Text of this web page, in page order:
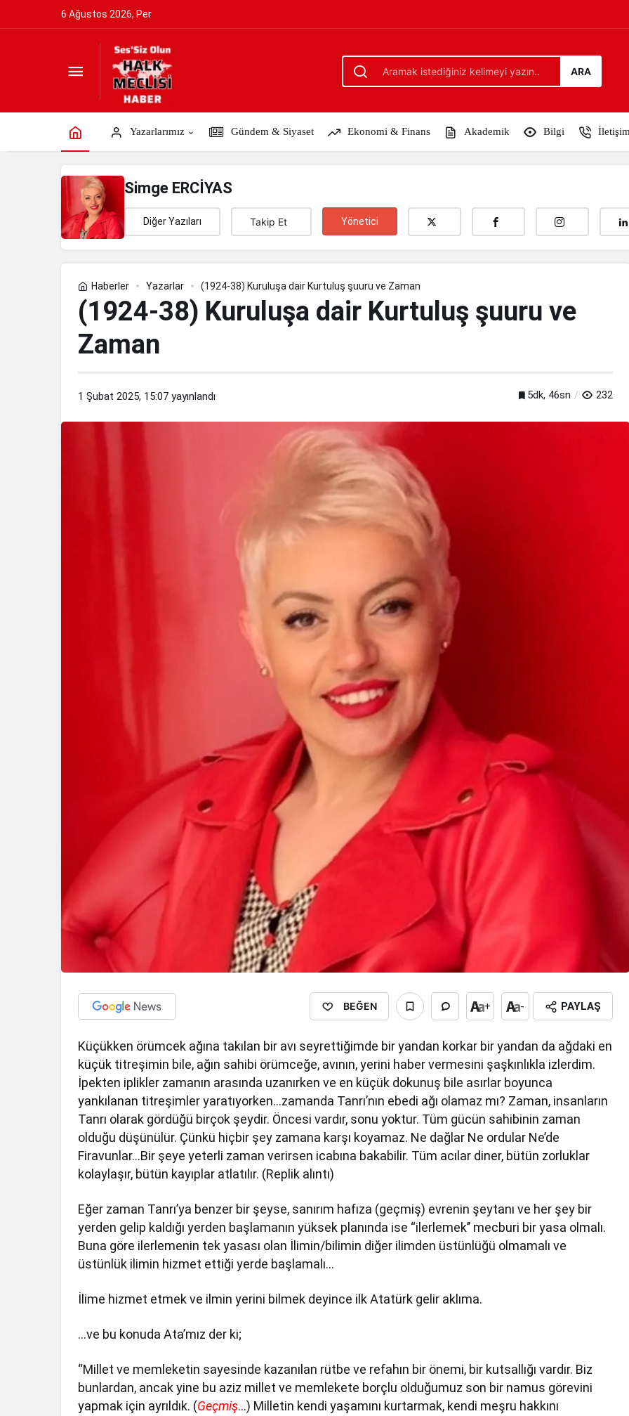
6 Ağustos 2026, Per
ARA
Yazarlarımız Gündem & Siyaset Ekonomi & Finans Akademik Bilgi İletişim
Simge ERCİYAS
Diğer Yazıları Takip Et Yönetici
Haberler Yazarlar (1924-38) Kuruluşa dair Kurtuluş şuuru ve Zaman
(1924-38) Kuruluşa dair Kurtuluş şuuru ve
Zaman
1 Şubat 2025, 15:07 yayınlandı 5dk, 46sn 232
BEĞEN + - PAYLAŞ
Küçükken örümcek ağına takılan bir avı seyrettiğimde bir yandan korkar bir yandan da ağdaki en
küçük titreşimin bile, ağın sahibi örümceğe, avının, yerini haber vermesini şaşkınlıkla izlerdim.
İpekten iplikler zamanın arasında uzanırken ve en küçük dokunuş bile asırlar boyunca
yankılanan titreşimler yaratıyorken…zamanda Tanrı’nın ebedi ağı olamaz mı? Zaman, insanların
Tanrı olarak gördüğü birçok şeydir. Öncesi vardır, sonu yoktur. Tüm gücün sahibinin zaman
olduğu düşünülür. Çünkü hiçbir şey zamana karşı koyamaz. Ne dağlar Ne ordular Ne’de
Firavunlar…Bir şeye yeterli zaman verirsen icabına bakabilir. Tüm acılar diner, bütün zorluklar
kolaylaşır, bütün kayıplar atlatılır. (Replik alıntı)
Eğer zaman Tanrı’ya benzer bir şeyse, sanırım hafıza (geçmiş) evrenin şeytanı ve her şey bir
yerden gelip kaldığı yerden başlamanın yüksek planında ise ‘‘ilerlemek’’ mecburi bir yasa olmalı.
Buna göre ilerlemenin tek yasası olan İlimin/bilimin diğer ilimden üstünlüğü olmamalı ve
üstünlük ilimin hizmet ettiği yerde başlamalı…
İlime hizmet etmek ve ilmin yerini bilmek deyince ilk Atatürk gelir aklıma.
…ve bu konuda Ata’mız der ki;
“Millet ve memleketin sayesinde kazanılan rütbe ve refahın bir önemi, bir kutsallığı vardır. Biz
bunlardan, ancak yine bu aziz millet ve memlekete borçlu olduğumuz son bir namus görevini
yapmak için ayrıldık. (Geçmiş…) Milletin kendi yaşamını kurtarmak, kendi meşru hakkını
(1924-38) Kuruluşa dair Kurtuluş şuuru ve Zaman